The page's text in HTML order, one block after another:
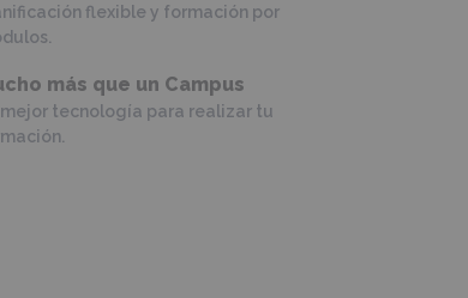
flexible y formación por
más que un Campus
mejor tecnología para realizar tu